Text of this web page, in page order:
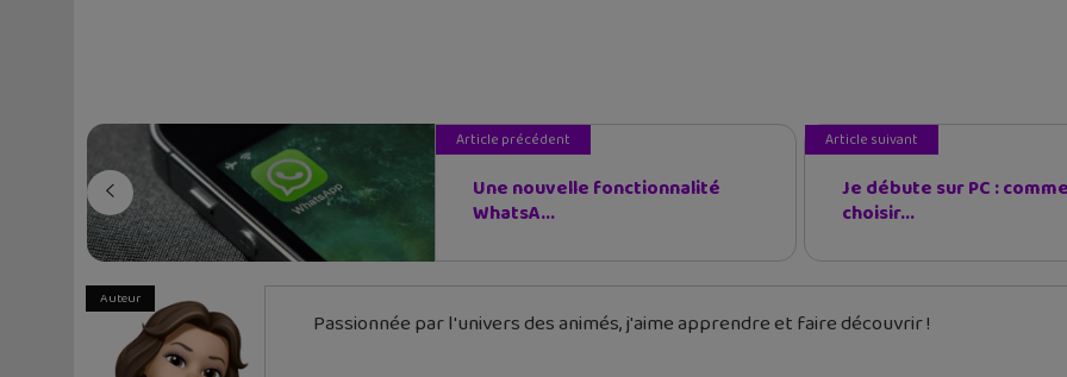
Article précédent
Une nouvelle fonctionnalité
WhatsA...
Article suivant
Je débute sur PC :
choisir...
Auteur
Passionnée par l'univers des animés, j'aime apprendre et faire découvrir !